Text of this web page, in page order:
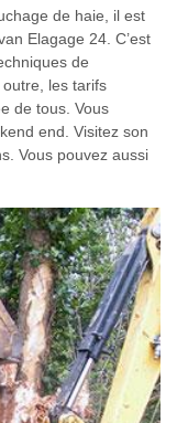
de haie, il est
Elagage 24. C’est
de
les tarifs
de tous. Vous
end. Visitez son
Vous pouvez aussi